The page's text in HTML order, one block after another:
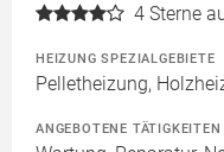
4 Sterne
HEIZUNG SPEZIALGEBIETE
Pelletheizung,
ANGEBOTENE TÄTIGKEITEN